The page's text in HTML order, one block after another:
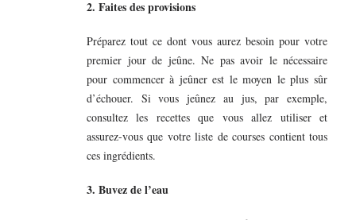
2. Faites des provisions
Préparez tout ce dont vous aurez besoin pour votre
premier jour de jeûne. Ne pas avoir le nécessaire
pour commencer à jeûner est le moyen le plus sûr
d’échouer. Si vous jeûnez au jus, par exemple,
consultez les recettes que vous allez utiliser et
assurez-vous que votre liste de courses contient tous
ces ingrédients.
3. Buvez de l’eau